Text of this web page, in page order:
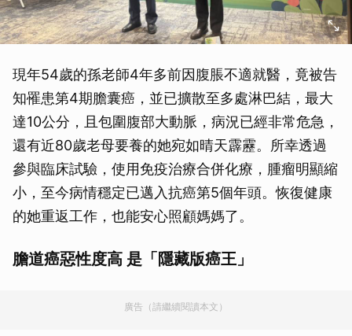
現年54歲的孫老師4年多前因腹脹不適就醫，竟被告
知罹患第4期膽囊癌，並已擴散至多處淋巴結，最大
達10公分，且包圍腹部大動脈，病況已經非常危急，
還有近80歲老母要養的她宛如晴天霹靂。所幸透過
參與臨床試驗，使用免疫治療合併化療，腫瘤明顯縮
小，至今病情穩定已邁入抗癌第5個年頭。恢復健康
的她重返工作，也能安心照顧媽媽了。
膽道癌惡性度高 是「隱藏版癌王」
廣告（請繼續閱讀本文）